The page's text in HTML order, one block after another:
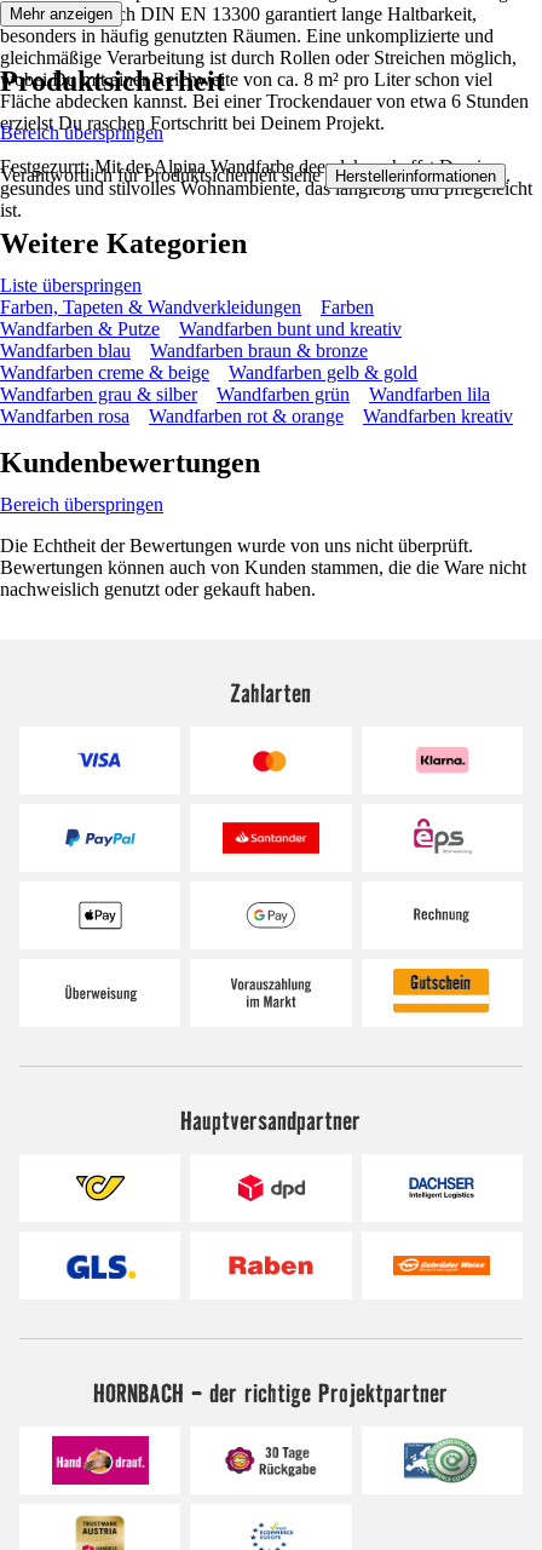
der Klasse 2 nach DIN EN 13300 garantiert lange Haltbarkeit,
besonders in häufig genutzten Räumen. Eine unkomplizierte und
gleichmäßige Verarbeitung ist durch Rollen oder Streichen möglich,
wobei Du mit einer Reichweite von ca. 8 m² pro Liter schon viel
Fläche abdecken kannst. Bei einer Trockendauer von etwa 6 Stunden
erzielst Du raschen Fortschritt bei Deinem Projekt.
Festgezurrt: Mit der Alpina Wandfarbe deep lake schaffst Du ein
gesundes und stilvolles Wohnambiente, das langlebig und pflegeleicht
ist.
Mehr anzeigen
Produktsicherheit
Bereich überspringen
Verantwortlich für Produktsicherheit siehe Herstellerinformationen .
Weitere Kategorien
Liste überspringen
Farben, Tapeten & Wandverkleidungen
Farben
Wandfarben & Putze
Wandfarben bunt und kreativ
Wandfarben blau
Wandfarben braun & bronze
Wandfarben creme & beige
Wandfarben gelb & gold
Wandfarben grau & silber
Wandfarben grün
Wandfarben lila
Wandfarben rosa
Wandfarben rot & orange Wandfarben kreativ
Kundenbewertungen
Bereich überspringen
Die Echtheit der Bewertungen wurde von uns nicht überprüft.
Bewertungen können auch von Kunden stammen, die die Ware nicht
nachweislich genutzt oder gekauft haben.
Zahlarten
Hauptversandpartner
HORNBACH - der richtige Projektpartner